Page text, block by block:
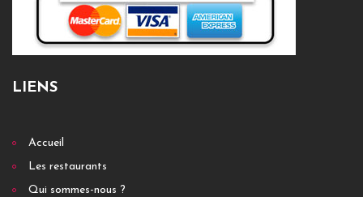
LIENS
Accueil
Les restaurants
Qui sommes-nous ?